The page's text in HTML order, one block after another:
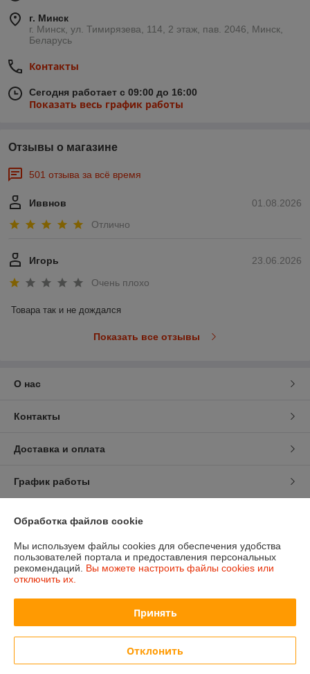
г. Минск
г. Минск, ул. Тимирязева, 114, 2 этаж, пав. 2046, Минск,
Беларусь
Контакты
Сегодня работает с 09:00 до 16:00
Показать весь график работы
Отзывы о магазине
501 отзыва за всё время
01.08.2026
Иввнов
Отлично
23.06.2026
Игорь
Очень плохо
Товара так и не дождался
Показать все отзывы
О нас
Контакты
Доставка и оплата
График работы
Политика обработки cookies
Сайт создан на платформе Deal.by
Обработка файлов cookie
Мы используем файлы cookies для обеспечения удобства
пользователей портала и предоставления персональных
рекомендаций. Вы можете настроить файлы cookies или
отключить их.
Принять
Отклонить